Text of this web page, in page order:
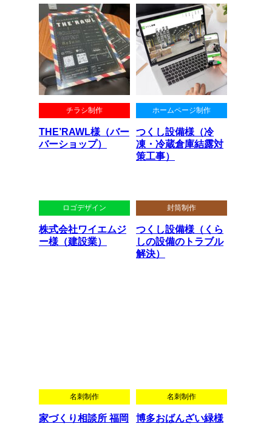
チラシ制作
THE’RAWL様（バー
バーショップ）
ホームページ制作
つくし設備様（冷
凍・冷蔵倉庫結露対
策工事）
ロゴデザイン
株式会社ワイエムジ
ー様（建設業）
封筒制作
つくし設備様（くら
しの設備のトラブル
解決）
名刺制作
家づくり相談所 福岡
名刺制作
博多おばんざい緑様